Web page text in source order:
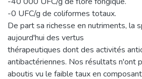
-0 UFC/g de coliformes totaux.
De part sa richesse en nutriments, la
aujourd'hui des vertus
thérapeutiques dont des activités
antibactériennes. Nos résultats n'ont
aboutis vu le faible taux en